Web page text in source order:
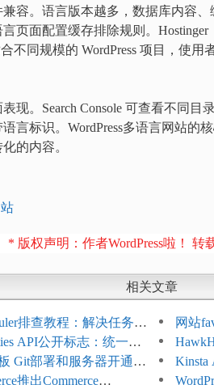
容。语言版本越多，数据库内容
页面配置缓存排除规则。Hostinger
不同规模的 WordPress 项目，使用
现。Search Console 可查看不同
言标识。WordPress多语言网站的
的内容。
* 版权声明：作者WordPress啦！ 转
相关文章
排查教程：解决任务积
网站
加方法
API公开标志：统一支
代理
$2.61/
Git部署和服务器开通更
Kinsta
推出Commerce